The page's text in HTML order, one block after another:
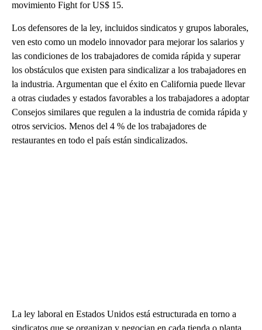
movimiento Fight for US$ 15.
Los defensores de la ley, incluidos sindicatos y grupos laborales,
ven esto como un modelo innovador para mejorar los salarios y
las condiciones de los trabajadores de comida rápida y superar
los obstáculos que existen para sindicalizar a los trabajadores en
la industria. Argumentan que el éxito en California puede llevar
a otras ciudades y estados favorables a los trabajadores a adoptar
Consejos similares que regulen a la industria de comida rápida y
otros servicios. Menos del 4 % de los trabajadores de
restaurantes en todo el país están sindicalizados.
La ley laboral en Estados Unidos está estructurada en torno a
sindicatos que se organizan y negocian en cada tienda o planta